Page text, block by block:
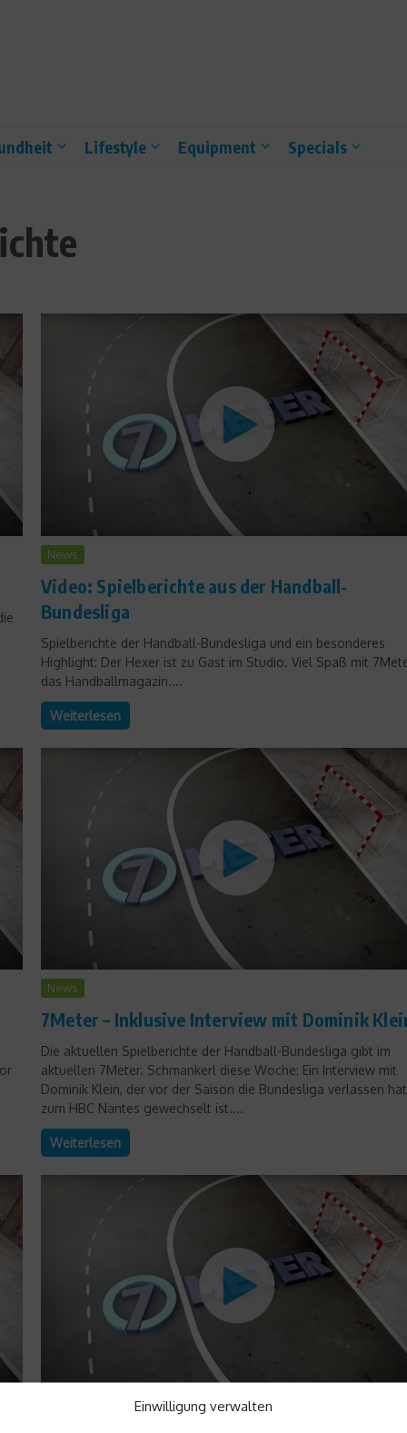
Einwilligung verwalten
Lifestyle Equipment Specials
News
Video: Spielberichte aus der Handball-
Bundesliga
Spielberichte der Handball-Bundesliga und ein besonderes
Highlight: Der Hexer ist zu Gast im Studio. Viel Spaß mit
das Handballmagazin....
Weiterlesen
News
7Meter – Inklusive Interview mit Dominik
Die aktuellen Spielberichte der Handball-Bundesliga gibt im
aktuellen 7Meter. Schmankerl diese Woche: Ein Interview mit
Dominik Klein, der vor der Saison die Bundesliga verlassen
zum HBC Nantes gewechselt ist....
Weiterlesen
Star Interviews
10 Fragen an Florian Karl
22. März 2010